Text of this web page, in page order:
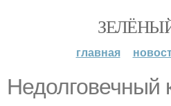
главная
Недолговечный